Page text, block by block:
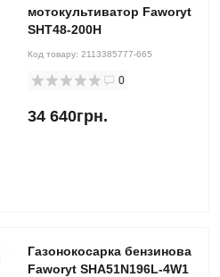
мотокультиватор Faworyt
SHT48-200H
Код товару: 2113385777-665
0
34 640грн.
Газонокосарка бензинова
Faworyt SHA51N196L-4W1